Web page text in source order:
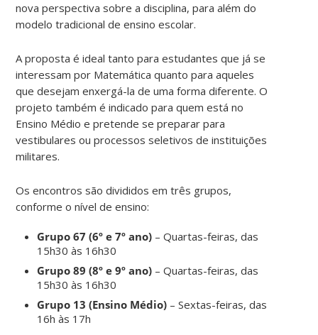
nova perspectiva sobre a disciplina, para além do
modelo tradicional de ensino escolar.
A proposta é ideal tanto para estudantes que já se
interessam por Matemática quanto para aqueles
que desejam enxergá-la de uma forma diferente. O
projeto também é indicado para quem está no
Ensino Médio e pretende se preparar para
vestibulares ou processos seletivos de instituições
militares.
Os encontros são divididos em três grupos,
conforme o nível de ensino:
Grupo 67 (6º e 7º ano) – Quartas-feiras, das
15h30 às 16h30
Grupo 89 (8º e 9º ano) – Quartas-feiras, das
15h30 às 16h30
Grupo 13 (Ensino Médio) – Sextas-feiras, das
16h às 17h